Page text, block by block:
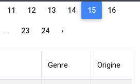
11 12 13 14 15 16
... 23 24 ›
Genre Origine